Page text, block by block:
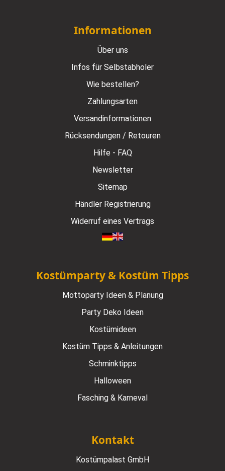
Informationen
Über uns
Infos für Selbstabholer
Wie bestellen?
Zahlungsarten
Versandinformationen
Rücksendungen / Retouren
Hilfe - FAQ
Newsletter
Sitemap
Händler Registrierung
Widerruf eines Vertrags
Kostümparty & Kostüm Tipps
Mottoparty Ideen & Planung
Party Deko Ideen
Kostümideen
Kostüm Tipps & Anleitungen
Schminktipps
Halloween
Fasching & Karneval
Kontakt
Kostümpalast GmbH